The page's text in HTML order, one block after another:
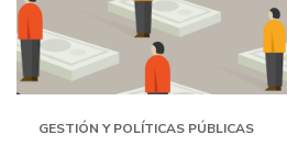
GESTIÓN Y POLÍTICAS PÚBLICAS